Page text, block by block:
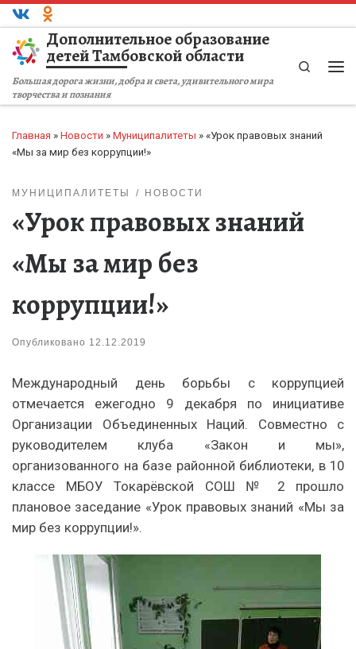
Перейти к содержимому
Дополнительное образование
детей Тамбовской области
Большая дорога жизни, добра и света, удивительного мира
творчества и познания
Search
Главная » Новости » Муниципалитеты » «Урок правовых знаний
«Мы за мир без коррупции!»
МУНИЦИПАЛИТЕТЫ НОВОСТИ
«Урок правовых знаний
«Мы за мир без
коррупции!»
Опубликовано 12.12.2019
Международный день борьбы с коррупцией
отмечается ежегодно 9 декабря по инициативе
Организации Объединенных Наций. Совместно с
руководителем клуба «Закон и мы»,
организованного на базе районной библиотеки, в 10
классе МБОУ Токарёвской СОШ № 2 прошло
плановое заседание «Урок правовых знаний «Мы за
мир без коррупции!».